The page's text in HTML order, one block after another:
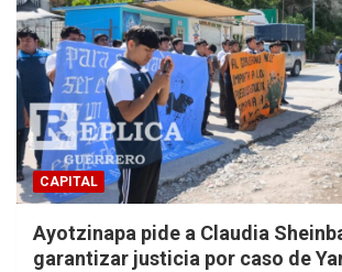
CAPITAL
Ayotzinapa pide a Claudia
garantizar justicia por caso de